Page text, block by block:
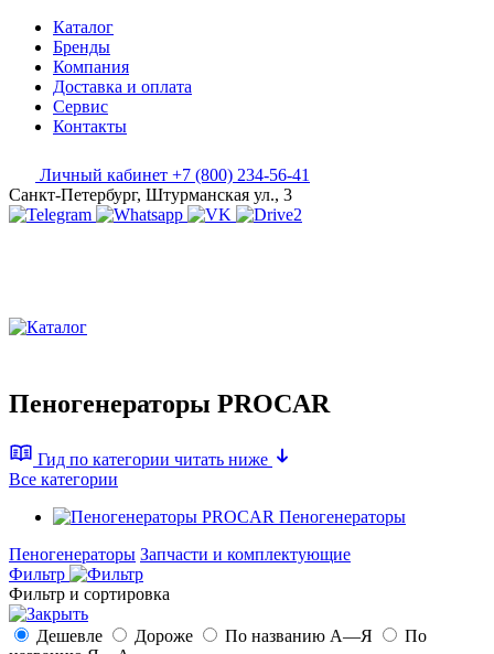
Каталог
Бренды
Компания
Доставка и оплата
Сервис
Контакты
Личный кабинет +7 (800) 234-56-41
Санкт-Петербург, Штурманская ул., 3
Пеногенераторы PROCAR
Гид по категории читать ниже
Все категории
Пеногенераторы
Пеногенераторы Запчасти и комплектующие
Фильтр
Фильтр и сортировка
Дешевле Дороже По названию А—Я
По